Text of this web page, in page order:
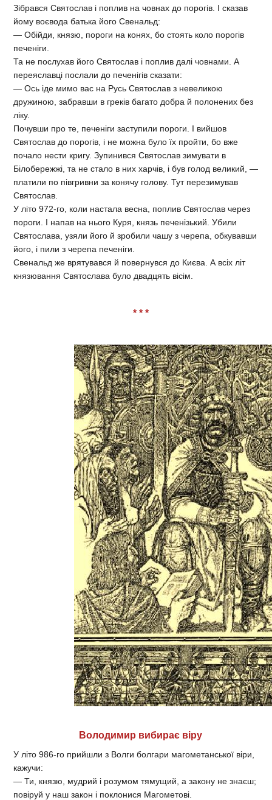
Зібрався Святослав і поплив на човнах до порогів. І сказав
йому воєвода батька його Свенальд:
— Обійди, князю, пороги на конях, бо стоять коло порогів
печеніги.
Та не послухав його Святослав і поплив далі човнами. А
переяславці послали до печенігів сказати:
— Ось іде мимо вас на Русь Святослав з невеликою
дружиною, забравши в греків багато добра й полонених без
ліку.
Почувши про те, печеніги заступили пороги. І вийшов
Святослав до порогів, і не можна було їх пройти, бо вже
почало нести кригу. Зупинився Святослав зимувати в
Білобережжі, та не стало в них харчів, і був голод великий, —
платили по півгривни за конячу голову. Тут перезимував
Святослав.
У літо 972-го, коли настала весна, поплив Святослав через
пороги. І напав на нього Куря, князь печенізький. Убили
Святослава, узяли його й зробили чашу з черепа, обкувавши
його, і пили з черепа печеніги.
Свенальд же врятувався й повернувся до Києва. А всіх літ
князювання Святослава було двадцять вісім.
* * *
Володимир вибирає віру
У літо 986-го прийшли з Волги болгари магометанської віри,
кажучи:
— Ти, князю, мудрий і розумом тямущий, а закону не знаєш;
повіруй у наш закон і поклонися Магометові.